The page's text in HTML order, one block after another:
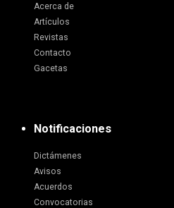
Acerca de
Artículos
Revistas
Contacto
Gacetas
Notificaciones
Dictámenes
Avisos
Acuerdos
Convocatorias